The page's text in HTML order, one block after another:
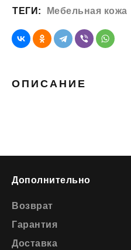
ТЕГИ:
Мебельная кожа
ОПИСАНИЕ
Дополнительно
Возврат
Гарантия
Доставка